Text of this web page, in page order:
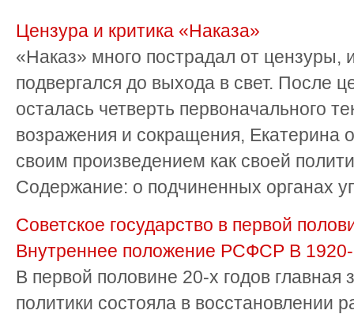
Цензура и критика «Наказа»
«Наказ» много пострадал от цензуры,
подвергался до выхода в свет. После
осталась четверть первоначального
возражения и сокращения, Екатерина
своим произведением как своей
Содержание: о подчиненных органах
Советское государство в первой
Внутреннее положение РСФСР В 1920-
В первой половине 20-х годов главная
политики состояла в восстановлении